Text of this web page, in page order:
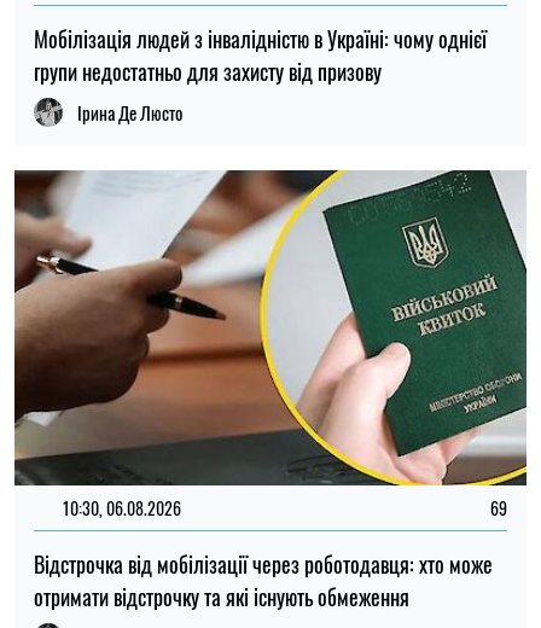
Мобілізація людей з інвалідністю в Україні: чому однієї
групи недостатньо для захисту від призову
Ірина Де Люсто
10:30, 06.08.2026 69
Відстрочка від мобілізації через роботодавця: хто може
отримати відстрочку та які існують обмеження